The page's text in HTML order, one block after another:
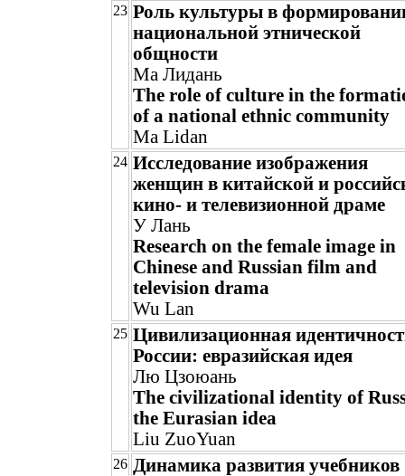
23 Роль культуры в
национальной этнической
общности
Ма Лидань
The role of culture in the
of a national ethnic community
Ma Lidan
24 Исследование изображения
женщин в китайской и
кино- и телевизионной драме
У Лань
Research on the female image in
Chinese and Russian film and
television drama
Wu Lan
25 Цивилизационная
России: евразийская идея
Лю Цзоюань
The civilizational identity of
the Eurasian idea
Liu ZuoYuan
26 Динамика развития учебников